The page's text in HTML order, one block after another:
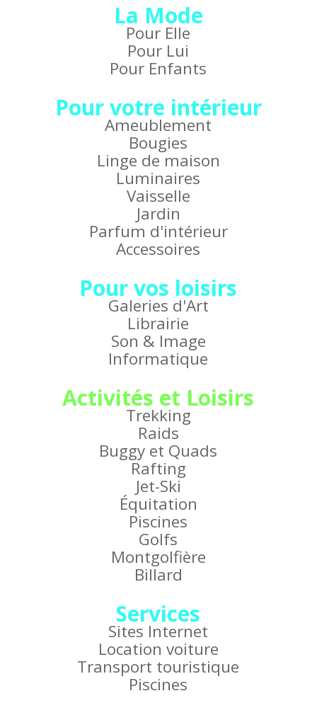
La Mode
Pour Elle
Pour Lui
Pour Enfants
Pour votre intérieur
Ameublement
Bougies
Linge de maison
Luminaires
Vaisselle
Jardin
Parfum d'intérieur
Accessoires
Pour vos loisirs
Galeries d'Art
Librairie
Son & Image
Informatique
Activités et Loisirs
Trekking
Raids
Buggy et Quads
Rafting
Jet-Ski
Équitation
Piscines
Golfs
Montgolfière
Billard
Services
Sites Internet
Location voiture
Transport touristique
Piscines